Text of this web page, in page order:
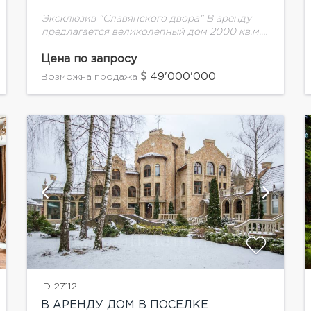
Эксклюзив "Славянского двора" В аренду
предлагается великолепный дом 2000 кв.м.
Цена по запросу
Возможна продажа 49'000'000
ID 27112
В АРЕНДУ ДОМ В ПОСЕЛКЕ
показать ещё 6 фотографий